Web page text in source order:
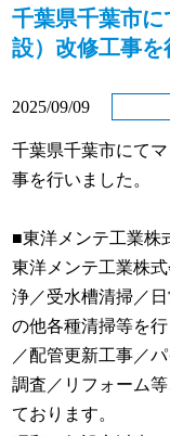
千葉県千葉市
設）改修工事を
2025/09/09
千葉県千葉市にて
事を行いました。
■東洋メンテ工業株
東洋メンテ工業株
浄／受水槽清掃／
の他各種清掃等を
／配管更新工事／
調査／リフォーム
ております。